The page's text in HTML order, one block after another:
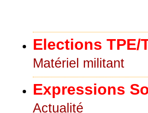
Elections
Matériel militant
Expressions
Actualité